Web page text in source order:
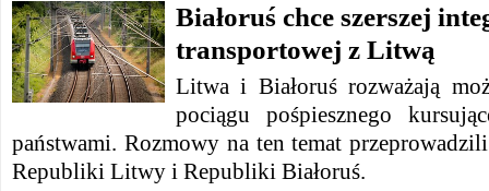
Białoruś chce szerszej
transportowej z Litwą
Litwa i Białoruś rozważają
pociągu pośpiesznego
państwami. Rozmowy na ten temat
Republiki Litwy i Republiki Białoruś.